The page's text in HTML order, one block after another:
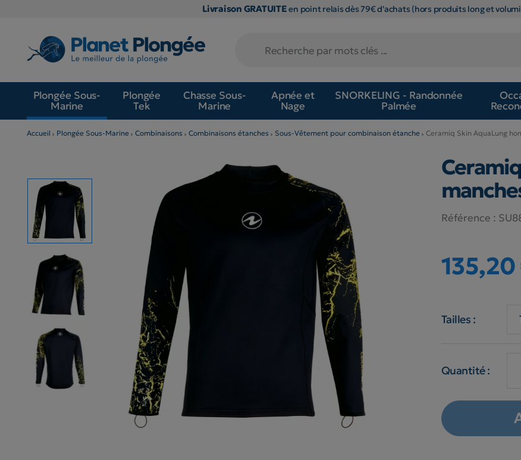
Livraison GRATUITEen point relais dès 79€ d'achats (hors produits long et
Plongée Sous-
Marine
Plongée
Tek
Chasse Sous-
Marine
Apnée et
Nage
SNORKELING - Randonnée
Palmée
Accueil Plongée Sous-Marine Combinaisons Combinaisons étanches Sous-Vêtement pour combinaison étanche Ceramiq Skin AquaLung
Référence :
135,20
Tailles :
Quantité :